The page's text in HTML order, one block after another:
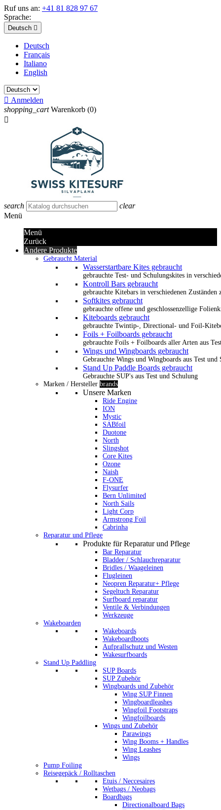
Ruf uns an: +41 81 828 97 67
Sprache:
Deutsch 
Deutsch
Français
Italiano
English
 Anmelden
shopping_cart Warenkorb (0)

search
clear
Menü
Menü
Zurück
Andere Produkte
Gebraucht Material
Wasserstartbare Kites gebraucht
gebrauchte Test- und Schulungskites in
Kontroll Bars gebraucht
gebrauchte Kitebars in verschiedenen Zuständen
Softkites gebraucht
gebrauchte offene und geschlossenzellige
Kiteboards gebraucht
gebrauchte Twintip-, Directional- und Foil-
Foils + Foilboards gebraucht
gebrauchte Foils + Foilboards aller Arten aus
Wings und Wingboards gebraucht
Gebrauchte Wings und Wingboards aus Test und
Stand Up Paddle Boards gebraucht
Gebrauchte SUP's aus Test und Schulung
Marken / Hersteller brands
Unsere Marken
Ride Engine
ION
Mystic
SABfoil
Duotone
North
Slingshot
Core Kites
Ozone
Naish
F-ONE
Flysurfer
Bern Unlimited
North Sails
Light Corp
Armstrong Foil
Cabrinha
Reparatur und Pflege
Produkte für Reparatur und Pflege
Bar Reparatur
Bladder / Schlauchreparatur
Bridles / Waageleinen
Flugleinen
Neopren Reparatur+ Pflege
Segeltuch Reparatur
Surfboard reparatur
Ventile & Verbindungen
Werkzeuge
Wakeboarden
Wakeboards
Wakeboardboots
Aufprallschutz und Westen
Wakesurfboards
Stand Up Paddling
SUP Boards
SUP Zubehör
Wingboards und Zubehör
Wing SUP Finnen
Wingboardleashes
Wingfoil Footstraps
Wingfoilboards
Wings und Zubehör
Parawings
Wing Booms + Handles
Wing Leashes
Wings
Pump Foiling
Reisegepäck / Rolltaschen
Etuis / Neccesaires
Wetbags / Neobags
Boardbags
Directionalboard Bags